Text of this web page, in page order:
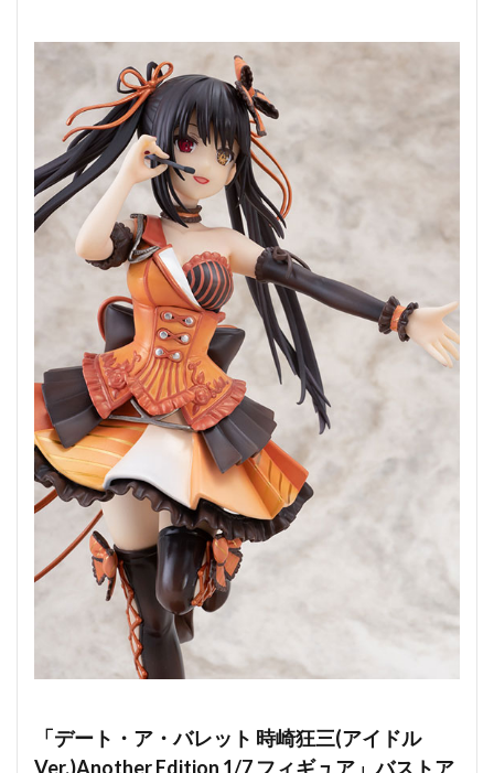
「デート・ア・バレット 時崎狂三(アイドル
Ver.)Another Edition 1/7 フィギュア」バストア